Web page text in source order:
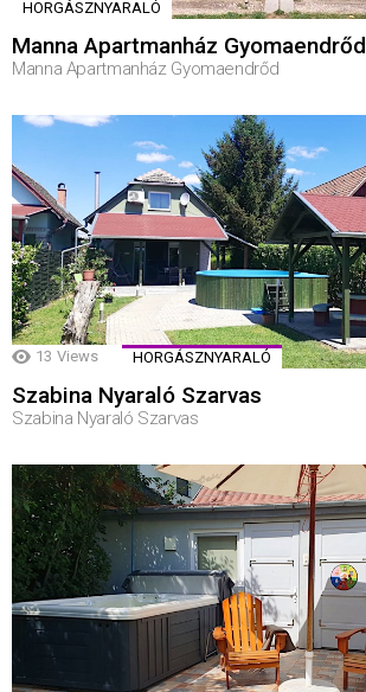
HORGÁSZNYARALÓ
Manna Apartmanház Gyomaendrőd
Manna Apartmanház Gyomaendrőd
13 Views HORGÁSZNYARALÓ
Szabina Nyaraló Szarvas
Szabina Nyaraló Szarvas